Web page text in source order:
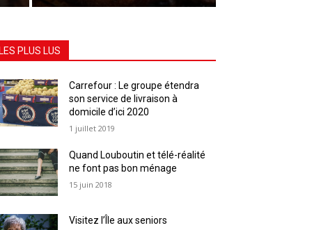
PLUS LUS
Carrefour : Le groupe étendra
son service de livraison à
domicile d’ici 2020
1 juillet 2019
Quand Louboutin et télé-réalité
ne font pas bon ménage
15 juin 2018
Visitez l’Île aux seniors